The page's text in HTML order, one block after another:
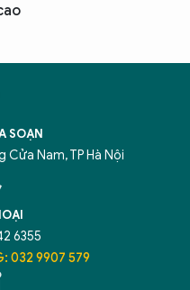
SOẠN
Cửa Nam, TP Hà Nội
6355
032 9907 579